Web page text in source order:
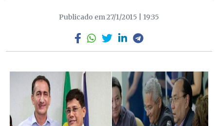
Publicado em 27/1/2015 | 19:35